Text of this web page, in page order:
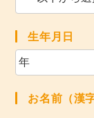
生年月日
お名前（漢字